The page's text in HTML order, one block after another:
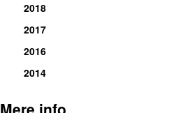
2018
2017
2016
2014